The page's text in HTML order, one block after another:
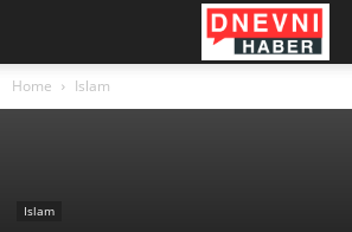
Home Islam
Islam